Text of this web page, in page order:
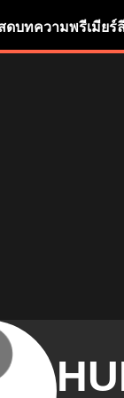
ดบทความพรีเมียร์